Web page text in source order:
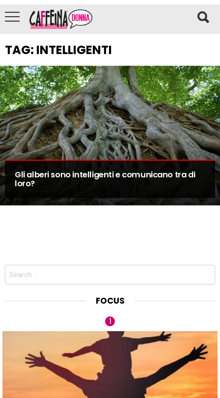
TAG: INTELLIGENTI
Gli alberi sono intelligenti e comunicano tra di
loro?
Search
FOCUS